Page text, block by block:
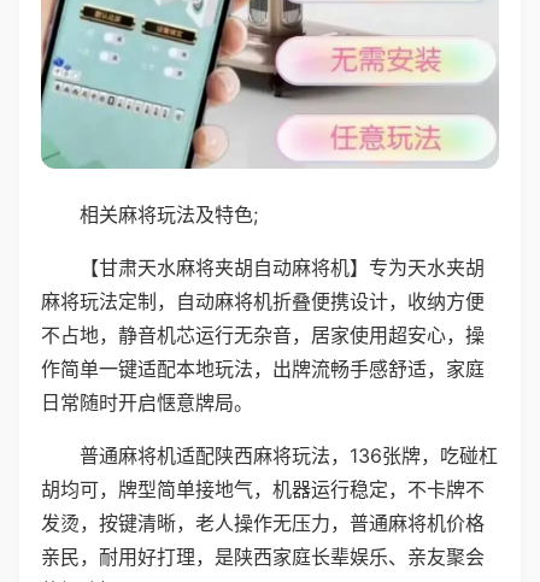
相关麻将玩法及特色;
【甘肃天水麻将夹胡自动麻将机】专为天水夹胡
麻将玩法定制，自动麻将机折叠便携设计，收纳方便
不占地，静音机芯运行无杂音，居家使用超安心，操
作简单一键适配本地玩法，出牌流畅手感舒适，家庭
日常随时开启惬意牌局。
普通麻将机适配陕西麻将玩法，136张牌，吃碰杠
胡均可，牌型简单接地气，机器运行稳定，不卡牌不
发烫，按键清晰，老人操作无压力，普通麻将机价格
亲民，耐用好打理，是陕西家庭长辈娱乐、亲友聚会